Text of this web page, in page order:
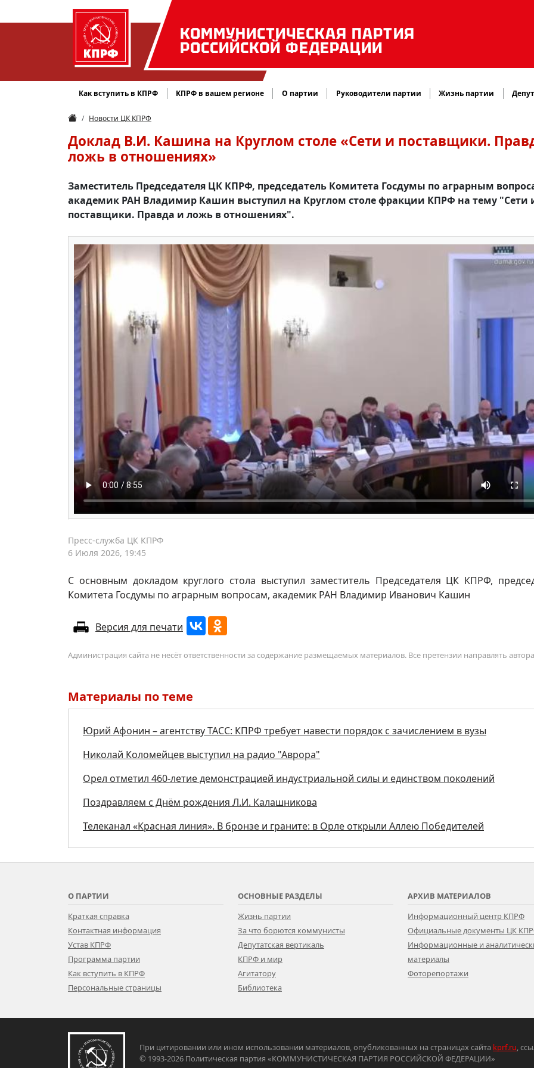
КОММУНИСТИЧЕСКАЯ ПАРТИЯ
РОССИЙСКОЙ ФЕДЕРАЦИИ
Как вступить в КПРФ КПРФ в вашем регионе О партии Руководители партии Жизнь партии
Новости ЦК КПРФ
Доклад В.И. Кашина на Круглом столе «Сети и поставщики.
ложь в отношениях»
Заместитель Председателя ЦК КПРФ, председатель Комитета Госдумы по аграрным
академик РАН Владимир Кашин выступил на Круглом столе фракции КПРФ на тему "Сети
поставщики. Правда и ложь в отношениях".
Пресс-служба ЦК КПРФ
6 Июля 2026, 19:45
С основным докладом круглого стола выступил заместитель Председателя ЦК КПРФ,
Комитета Госдумы по аграрным вопросам, академик РАН Владимир Иванович Кашин
Версия для печати
Администрация сайта не несёт ответственности за содержание размещаемых материалов. Все претензии направлять
Материалы по теме
Юрий Афонин – агентству ТАСС: КПРФ требует навести порядок с зачислением в вузы
Николай Коломейцев выступил на радио "Аврора"
Орел отметил 460-летие демонстрацией индустриальной силы и единством поколений
Поздравляем с Днём рождения Л.И. Калашникова
Телеканал «Красная линия». В бронзе и граните: в Орле открыли Аллею Победителей
О ПАРТИИ
Краткая справка
Контактная информация
Устав КПРФ
Программа партии
Как вступить в КПРФ
Персональные страницы
ОСНОВНЫЕ РАЗДЕЛЫ
Жизнь партии
За что борются коммунисты
Депутатская вертикаль
КПРФ и мир
Агитатору
Библиотека
АРХИВ МАТЕРИАЛОВ
Информационный центр КПРФ
Официальные документы ЦК
Информационные и
материалы
Фоторепортажи
При цитировании или ином использовании материалов, опубликованных на страницах сайта kprf.ru,
© 1993-2026 Политическая партия «КОММУНИСТИЧЕСКАЯ ПАРТИЯ РОССИЙСКОЙ ФЕДЕРАЦИИ»